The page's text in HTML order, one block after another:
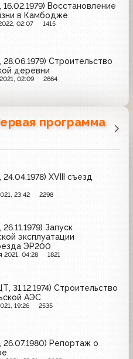
Восстановление
в Камбодже
02:07 1415
Строительство
деревни
02:09 2664
программа
ХVIII съезд
23:42 2298
Запуск
эксплуатации
ЭР200
2021, 04:28 1821
31.12.1974) Строительство
АЭС
19:26 2535
26.07.1980) Репортаж о